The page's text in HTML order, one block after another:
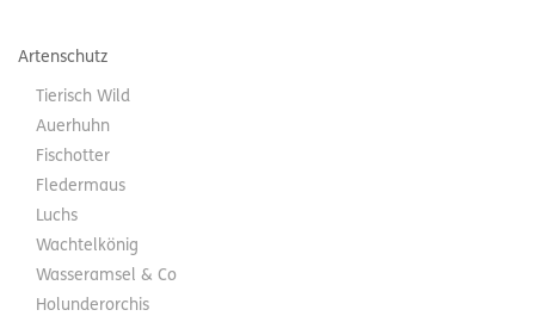
Artenschutz
Tierisch Wild
Auerhuhn
Fischotter
Fledermaus
Luchs
Wachtelkönig
Wasseramsel & Co
Holunderorchis